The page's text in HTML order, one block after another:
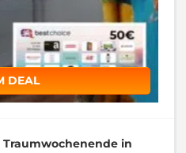
DEAL
in